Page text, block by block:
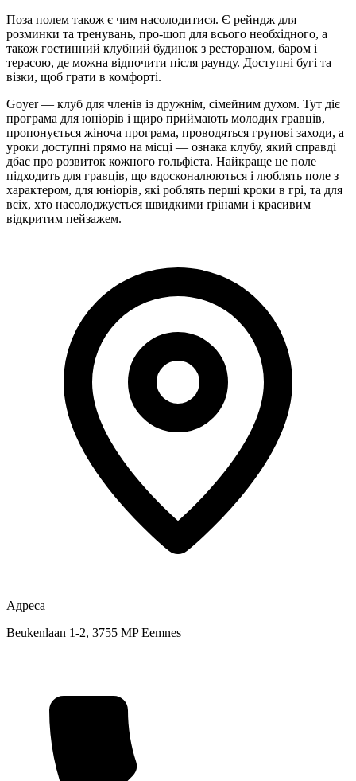
Поза полем також є чим насолодитися. Є рейндж для
розминки та тренувань, про-шоп для всього необхідного, а
також гостинний клубний будинок з рестораном, баром і
терасою, де можна відпочити після раунду. Доступні бугі та
візки, щоб грати в комфорті.
Goyer — клуб для членів із дружнім, сімейним духом. Тут діє
програма для юніорів і щиро приймають молодих гравців,
пропонується жіноча програма, проводяться групові заходи, а
уроки доступні прямо на місці — ознака клубу, який справді
дбає про розвиток кожного гольфіста. Найкраще це поле
підходить для гравців, що вдосконалюються і люблять поле з
характером, для юніорів, які роблять перші кроки в грі, та для
всіх, хто насолоджується швидкими ґрінами і красивим
відкритим пейзажем.
Адреса
Beukenlaan 1-2, 3755 MP Eemnes